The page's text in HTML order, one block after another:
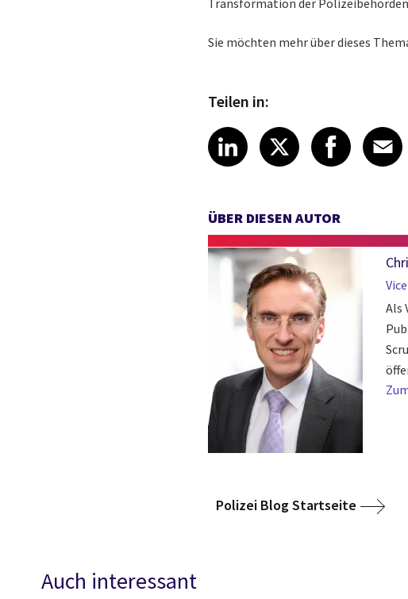
Transformation der
Sie möchten mehr über dieses
Teilen in:
Share article on
LinkedIn
Share article
XShare
ÜBER DIESEN AUTOR
Als
Polizei Blog Startseite
Auch interessant